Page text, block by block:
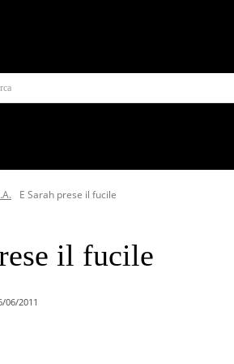
E Sarah prese il fucile
il fucile
06/2011